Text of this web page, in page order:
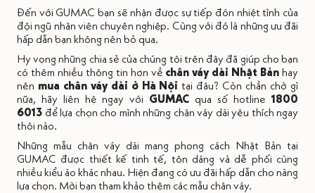
Đến với GUMAC bạn sẽ nhận được sự tiếp đón nhiệt tình của
đội ngũ nhân viên chuyên nghiệp. Cùng với đó là những ưu đãi
hấp dẫn bạn không nên bỏ qua.
Hy vọng những chia sẻ của chúng tôi trên đây đã giúp cho bạn
có thêm nhiều thông tin hơn về chân váy dài Nhật Bản hay
nên mua chân váy dài ở Hà Nội tại đâu? Còn chần chờ gì
nữa, hãy liên hệ ngay với GUMAC qua số hotline 1800
6013 để lựa chọn cho mình những chân váy dài yêu thích ngay
thôi nào.
Những mẫu chân váy dài mang phong cách Nhật Bản tại
GUMAC được thiết kế tinh tế, tôn dáng và dễ phối cùng
nhiều kiểu áo khác nhau. Hiện đang có ưu đãi hấp dẫn cho nàng
lựa chọn. Mời bạn tham khảo thêm các mẫu chân váy.